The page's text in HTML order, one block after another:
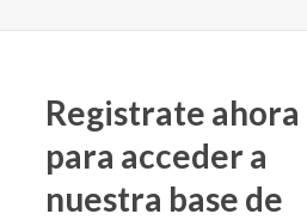
Registrate ahora
para acceder a
nuestra base de